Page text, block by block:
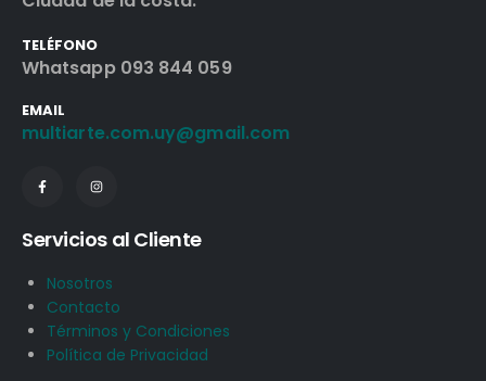
TELÉFONO
Whatsapp 093 844 059
EMAIL
multiarte.com.uy@gmail.com
Servicios al Cliente
Nosotros
Contacto
Términos y Condiciones
Política de Privacidad